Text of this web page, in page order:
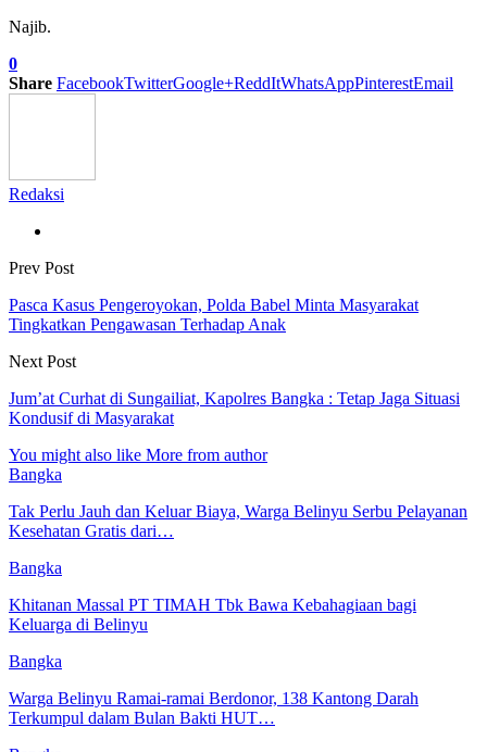
Najib.
0
Share FacebookTwitterGoogle+ReddItWhatsAppPinterestEmail
Redaksi
Prev Post
Pasca Kasus Pengeroyokan, Polda Babel Minta Masyarakat
Tingkatkan Pengawasan Terhadap Anak
Next Post
Jum’at Curhat di Sungailiat, Kapolres Bangka : Tetap Jaga Situasi
Kondusif di Masyarakat
You might also like More from author
Bangka
Tak Perlu Jauh dan Keluar Biaya, Warga Belinyu Serbu Pelayanan
Kesehatan Gratis dari…
Bangka
Khitanan Massal PT TIMAH Tbk Bawa Kebahagiaan bagi
Keluarga di Belinyu
Bangka
Warga Belinyu Ramai-ramai Berdonor, 138 Kantong Darah
Terkumpul dalam Bulan Bakti HUT…